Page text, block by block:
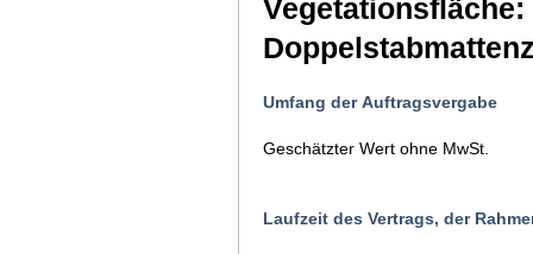
Vegetationsfläche:
Umfang der Auftragsvergabe
Geschätzter Wert ohne MwSt.
Laufzeit des Vertrags, der